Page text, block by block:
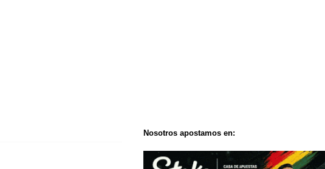
Nosotros apostamos en: